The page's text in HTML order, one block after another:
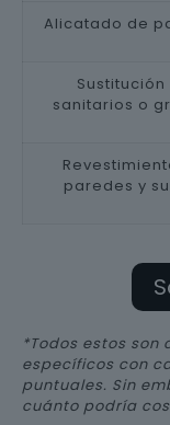
Alicatado de
Sustitución
sanitarios o
paredes y
*Todos estos
específicos con
puntuales. Sin
cuánto podría